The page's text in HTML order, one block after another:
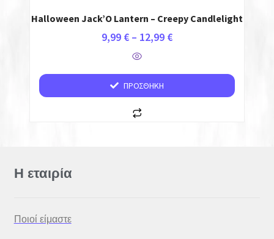
Halloween Jack’O Lantern – Creepy Candlelight
9,99 € – 12,99 €
ΠΡΟΣΘΉΚΗ
Η εταιρία
Ποιοί είμαστε